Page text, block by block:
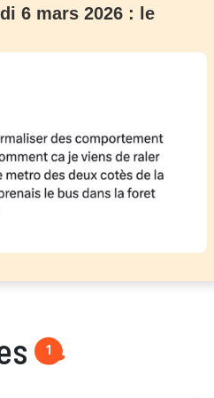
6 mars 2026 : le
1